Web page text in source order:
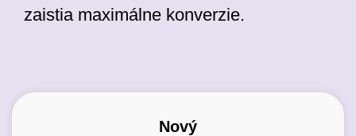
zaistia maximálne konverzie.
Nový